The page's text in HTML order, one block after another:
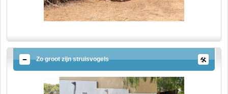
Zo groot zijn struisvogels